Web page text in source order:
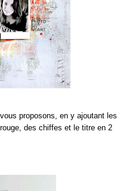
proposons, en y ajoutant les
des chiffes et le titre en 2